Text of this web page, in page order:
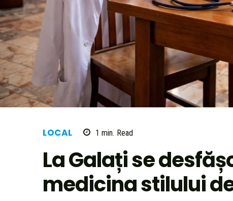
LOCAL 1 min. Read
La Galați se
medicina stilului